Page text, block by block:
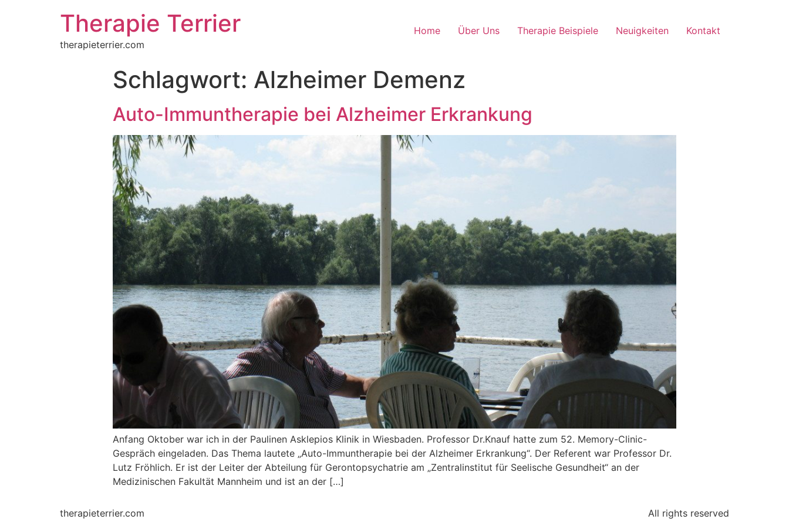
Therapie Terrier
therapieterrier.com
Home Über Uns Therapie Beispiele Neuigkeiten Kontakt
Schlagwort: Alzheimer Demenz
Auto-Immuntherapie bei Alzheimer Erkrankung
Anfang Oktober war ich in der Paulinen Asklepios Klinik in Wiesbaden. Professor Dr.Knauf hatte zum 52. Memory-Clinic-
Gespräch eingeladen. Das Thema lautete „Auto-Immuntherapie bei der Alzheimer Erkrankung“. Der Referent war Professor Dr.
Lutz Fröhlich. Er ist der Leiter der Abteilung für Gerontopsychatrie am „Zentralinstitut für Seelische Gesundheit“ an der
Medizinischen Fakultät Mannheim und ist an der […]
therapieterrier.com All rights reserved